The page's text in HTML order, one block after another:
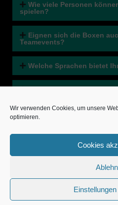
Wir verwenden Cookies, um unsere
optimieren.
Cookies
Wie viele Personen
spielen?
Eignen sich die Boxen
Teamevents?
Welche Sprachen bietet
Was kostet ein Spiel – für
Kann man Gutscheine
Ab welchem Alter ist das